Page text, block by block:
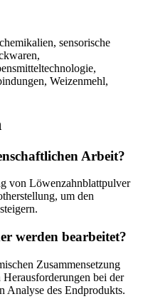
sensorische
Weizenmehl,
Arbeit?
von Löwenzahnblattpulver
um den
werden bearbeitet?
Zusammensetzung
bei der
Analyse des Endprodukts.